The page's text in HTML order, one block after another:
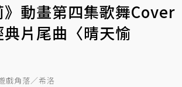
》動畫第四集歌舞Cover
片尾曲〈晴天愉
戲角落／希洛